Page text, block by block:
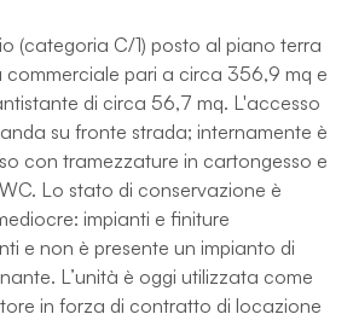
(categoria C/1) posto al piano terra
commerciale pari a circa 356,9 mq e
di circa 56,7 mq. L'accesso
su fronte strada; internamente è
con tramezzature in cartongesso e
Lo stato di conservazione è
impianti e finiture
e non è presente un impianto di
L’unità è oggi utilizzata come
in forza di contratto di locazione